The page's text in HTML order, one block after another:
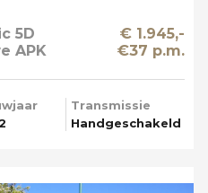
5D
APK
€ 1.945,-
€37 p.m.
Transmissie
Handgeschakeld